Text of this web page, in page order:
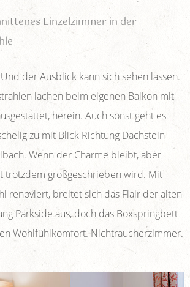
Einzelzimmer in der
der Ausblick kann sich sehen lassen.
lachen beim eigenen Balkon mit
herein. Auch sonst geht es
zu mit Blick Richtung Dachstein
Wenn der Charme bleibt, aber
trotzdem großgeschrieben wird. Mit
renoviert, breitet sich das Flair der alten
Parkside aus, doch das Boxspringbett
Wohlfühlkomfort. Nichtraucherzimmer.